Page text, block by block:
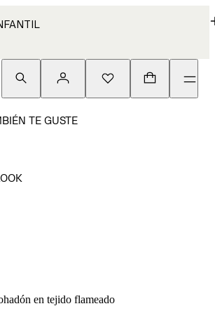
TE GUSTE
en tejido flameado